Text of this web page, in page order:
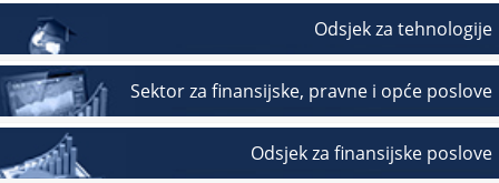
Odsjek za tehnologije
Sektor za finansijske, pravne i opće poslove
Odsjek za finansijske poslove